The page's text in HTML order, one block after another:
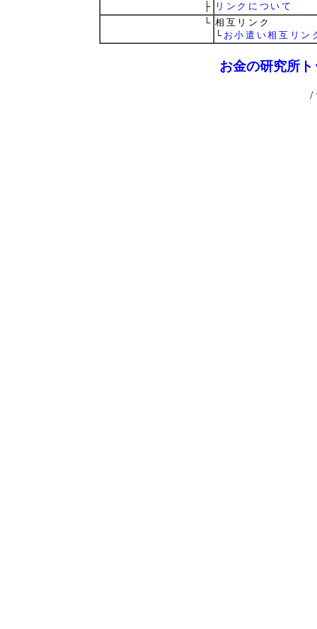
├ リンクについて
└ 相互リンク
└ お小遣い相互リン
お金の研究所ト
/